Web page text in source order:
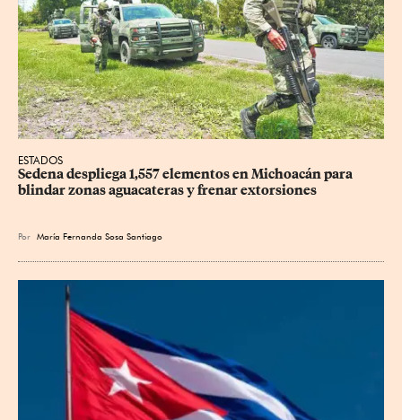
ESTADOS
Sedena despliega 1,557 elementos en Michoacán para
blindar zonas aguacateras y frenar extorsiones
Por María Fernanda Sosa Santiago